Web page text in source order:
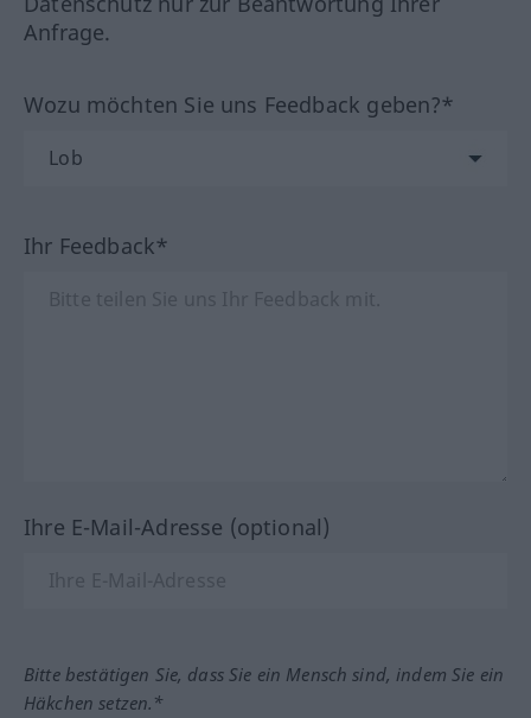
Anfrage.
Wozu möchten Sie uns Feedback geben?*
Ihr Feedback*
Ihre E-Mail-Adresse (optional)
Bitte bestätigen Sie, dass Sie ein Mensch sind, indem Sie ein
Häkchen setzen.*